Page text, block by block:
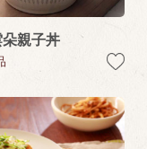
親子丼